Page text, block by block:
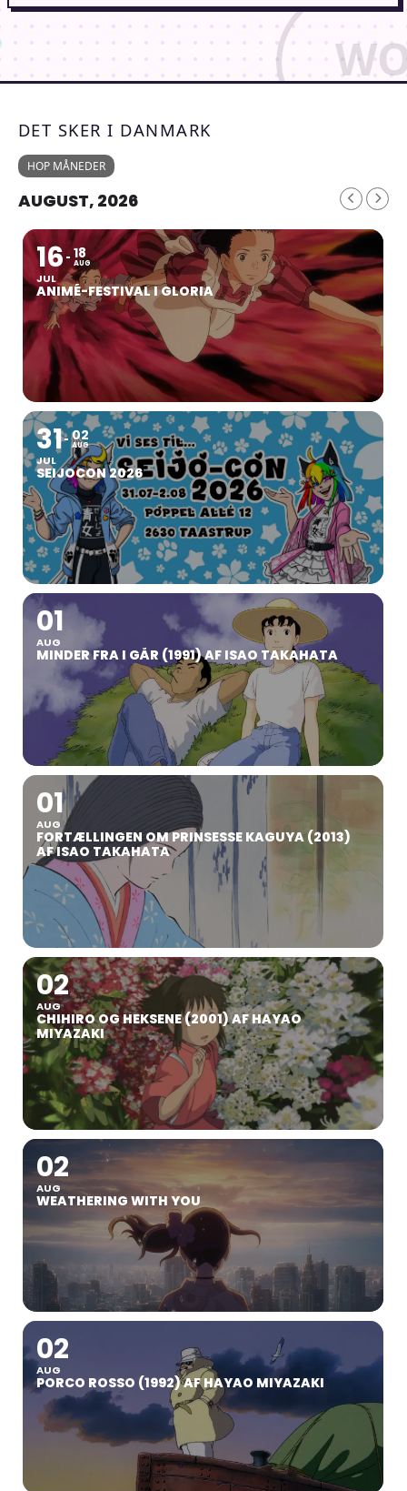
DET SKER I DANMARK
HOP MÅNEDER
AUGUST, 2026
16
JUL
18
AUG
ANIMÉ-FESTIVAL I GLORIA
31
JUL
02
AUG
SEIJOCON 2026
01
AUG
MINDER FRA I GÅR (1991) AF ISAO TAKAHATA
01
AUG
FORTÆLLINGEN OM PRINSESSE KAGUYA (2013)
AF ISAO TAKAHATA
02
AUG
CHIHIRO OG HEKSENE (2001) AF HAYAO
MIYAZAKI
02
AUG
WEATHERING WITH YOU
02
AUG
PORCO ROSSO (1992) AF HAYAO MIYAZAKI